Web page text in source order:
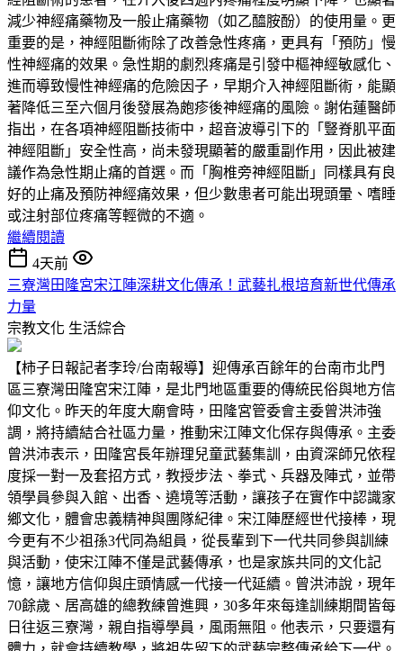
減少神經痛藥物及一般止痛藥物（如乙醯胺酚）的使用量。更
重要的是，神經阻斷術除了改善急性疼痛，更具有「預防」慢
性神經痛的效果。急性期的劇烈疼痛是引發中樞神經敏感化、
進而導致慢性神經痛的危險因子，早期介入神經阻斷術，能顯
著降低三至六個月後發展為皰疹後神經痛的風險。謝佑蓮醫師
指出，在各項神經阻斷技術中，超音波導引下的「豎脊肌平面
神經阻斷」安全性高，尚未發現顯著的嚴重副作用，因此被建
議作為急性期止痛的首選。而「胸椎旁神經阻斷」同樣具有良
好的止痛及預防神經痛效果，但少數患者可能出現頭暈、嗜睡
或注射部位疼痛等輕微的不適。
繼續閱讀
4天前
三寮灣田隆宮宋江陣深耕文化傳承！武藝扎根培育新世代傳承
力量
宗教文化 生活綜合
【柿子日報記者李玲/台南報導】迎傳承百餘年的台南市北門
區三寮灣田隆宮宋江陣，是北門地區重要的傳統民俗與地方信
仰文化。昨天的年度大廟會時，田隆宮管委會主委曾洪沛強
調，將持續結合社區力量，推動宋江陣文化保存與傳承。主委
曾洪沛表示，田隆宮長年辦理兒童武藝集訓，由資深師兄依程
度採一對一及套招方式，教授步法、拳式、兵器及陣式，並帶
領學員參與入館、出香、遶境等活動，讓孩子在實作中認識家
鄉文化，體會忠義精神與團隊紀律。宋江陣歷經世代接棒，現
今更有不少祖孫3代同為組員，從長輩到下一代共同參與訓練
與活動，使宋江陣不僅是武藝傳承，也是家族共同的文化記
憶，讓地方信仰與庄頭情感一代接一代延續。曾洪沛說，現年
70餘歲、居高雄的總教練曾進興，30多年來每逢訓練期間皆每
日往返三寮灣，親自指導學員，風雨無阻。他表示，只要還有